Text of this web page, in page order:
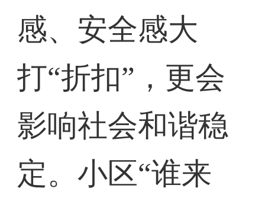
感、安全感大
打“折扣”，更会
影响社会和谐稳
定。小区“谁来